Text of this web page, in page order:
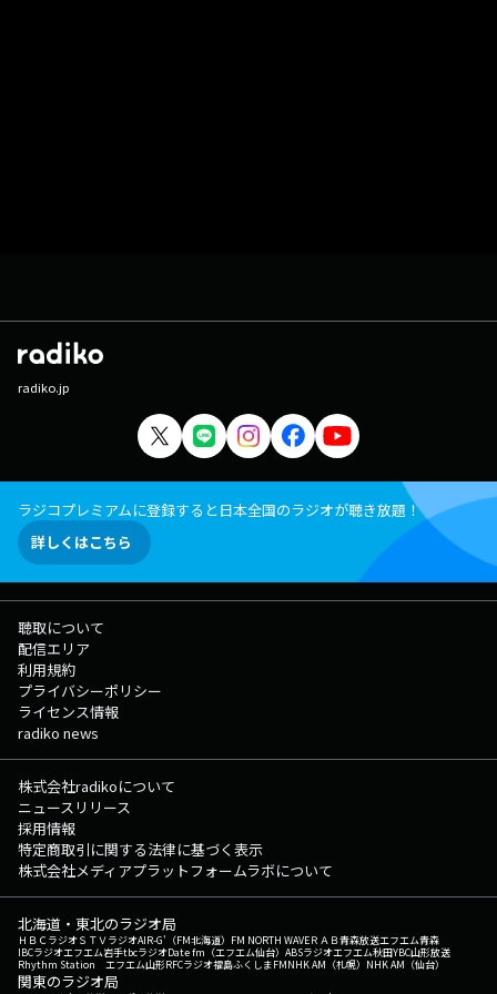
radiko.jp
ラジコプレミアムに登録すると日本全国のラジオが聴き放題！
詳しくはこちら
聴取について
配信エリア
利用規約
プライバシーポリシー
ライセンス情報
radiko news
株式会社radikoについて
ニュースリリース
採用情報
特定商取引に関する法律に基づく表示
株式会社メディアプラットフォームラボについて
北海道・東北のラジオ局
ＨＢＣラジオＳＴＶラジオAIR-G'（FM北海道） FM NORTH WAVEＲＡＢ青森放送エフエム青森
IBCラジオエフエム岩手tbcラジオDate fm（エフエム仙台） ABSラジオエフエム秋田YBC山形放送
Rhythm Station エフエム山形RFCラジオ福島ふくしまFMNHK AM（札幌） NHK AM（仙台）
関東のラジオ局